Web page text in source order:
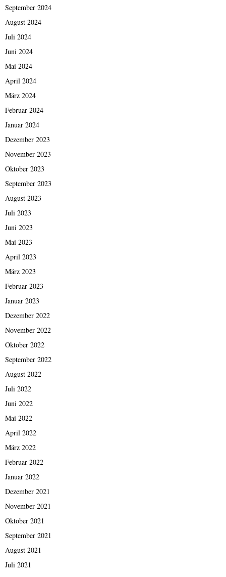
September 2024
August 2024
Juli 2024
Juni 2024
Mai 2024
April 2024
März 2024
Februar 2024
Januar 2024
Dezember 2023
November 2023
Oktober 2023
September 2023
August 2023
Juli 2023
Juni 2023
Mai 2023
April 2023
März 2023
Februar 2023
Januar 2023
Dezember 2022
November 2022
Oktober 2022
September 2022
August 2022
Juli 2022
Juni 2022
Mai 2022
April 2022
März 2022
Februar 2022
Januar 2022
Dezember 2021
November 2021
Oktober 2021
September 2021
August 2021
Juli 2021